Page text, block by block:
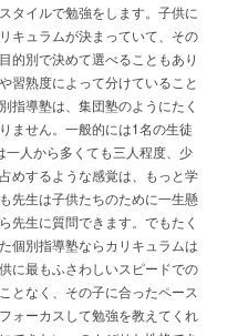
タイルで勉強をします。子供に
キュラムが決まっていて、その
的別で決めて選べることもあり
習熟度によって分けていること
指導塾は、集団塾のようにたく
ません。一般的には1名の生徒
人から多くても三人程度、少
めするような感覚は、もっと学
先生は子供たちのために一生懸
先生に質問できます。でもたく
個別指導塾ならカリキュラムは
に最もふさわしいスピードでの
となく、その子に合ったペース
ォーカスして勉強を教えてくれ